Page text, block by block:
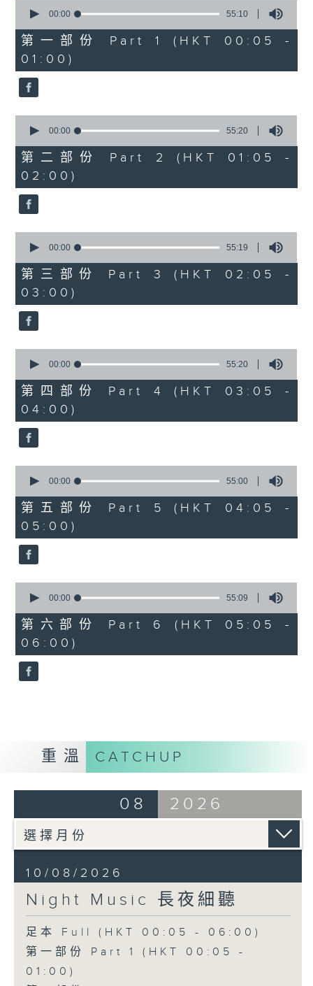
seconds
55
minutes,
10
seconds
00:00 55:10
第一部份 Part 1 (HKT 00:05 -
01:00)
seconds
55
minutes,
20
seconds
00:00 55:20
第二部份 Part 2 (HKT 01:05 -
02:00)
seconds
55
minutes,
19
seconds
00:00 55:19
第三部份 Part 3 (HKT 02:05 -
03:00)
seconds
55
minutes,
20
seconds
00:00 55:20
第四部份 Part 4 (HKT 03:05 -
04:00)
seconds
55
minutes,
0
seconds
00:00 55:00
第五部份 Part 5 (HKT 04:05 -
05:00)
seconds
55
minutes,
9
seconds
00:00 55:09
第六部份 Part 6 (HKT 05:05 -
06:00)
重溫 CATCHUP
08 2026
10/08/2026
Night Music 長夜細聽
足本 Full (HKT 00:05 - 06:00)
第一部份 Part 1 (HKT 00:05 -
01:00)